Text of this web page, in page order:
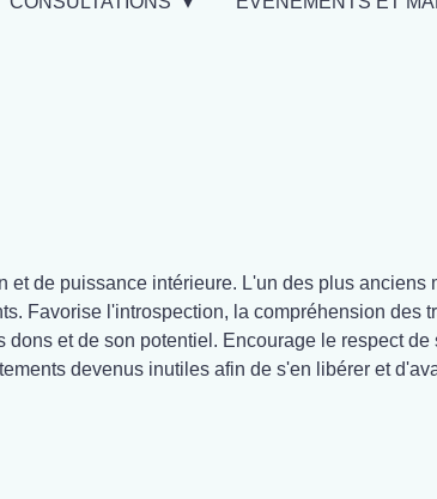
et de puissance intérieure. L'un des plus
Favorise l'introspection, la compréhension
dons et de son potentiel. Encourage le respect
devenus inutiles afin de s'en libérer et